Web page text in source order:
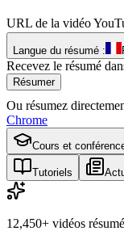
URL de la vidéo
Langue du résumé :
Recevez le résumé
Résumer
Ou résumez
Chrome
Cours et
Tutoriels
12,450+ vidéos